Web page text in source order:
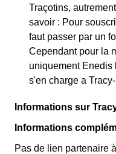
Traçotins,
savoir : Pour
faut passer par un
Cependant pour la
uniquement Enedis
s'en charge a
Informations sur
Informations
Pas de lien partenaire